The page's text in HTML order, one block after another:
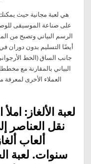
على صناعة الموسيقى
الرسم البياني وتصبح من
جانب الساق (الخط
البياني بالمقارنة مع
العملاء الأخرى
لعبة الألغاز:
نقل العناصر
سنوات. لعبة